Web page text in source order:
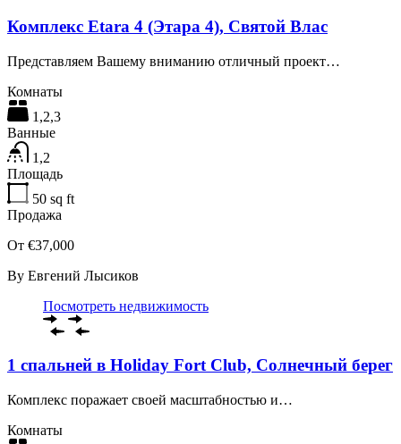
Комплекс Etara 4 (Этара 4), Святой Влас
Представляем Вашему вниманию отличный проект…
Комнаты
1,2,3
Ванные
1,2
Площадь
50 sq ft
Продажа
От €37,000
By Евгений Лысиков
Посмотреть недвижимость
1 спальней в Holiday Fort Club, Солнечный берег
Комплекс поражает своей масштабностью и…
Комнаты